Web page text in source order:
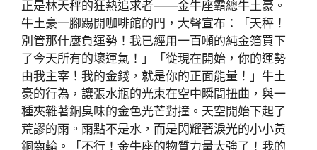
正是林天秤的狂熱追求者——金牛座霸總牛土豪。
牛土豪一腳踢開咖啡館的門，大聲宣布：「天秤！
別管那什麼負運勢！我已經用一百噸的純金箔買下
了今天所有的壞運氣！」「從現在開始，你的運勢
由我主宰！我的金錢，就是你的正面能量！」牛土
豪的行為，讓張水瓶的光束在空中瞬間扭曲，與一
種夾雜著銅臭味的金色光芒對撞。天空開始下起了
荒謬的雨。雨點不是水，而是閃耀著淚光的小小黃
銅齒輪。「不行！金牛座的物質力量太強了！我的